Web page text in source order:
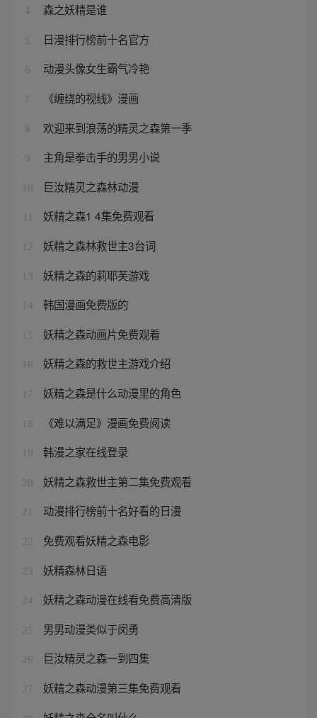
4 森之妖精是谁
5 日漫排行榜前十名官方
6 动漫头像女生霸气冷艳
7 《缠绕的视线》漫画
8 欢迎来到浪荡的精灵之森第一季
9 主角是拳击手的男男小说
10 巨汝精灵之森林动漫
妖精之森1 4集免费观看
12 妖精之森林救世主3台词
13 妖精之森的莉耶芙游戏
14 韩国漫画免费版的
15 妖精之森动画片免费观看
16 妖精之森的救世主游戏介绍
17 妖精之森是什么动漫里的角色
18 《难以满足》漫画免费阅读
19 韩漫之家在线登录
20 妖精之森救世主第二集免费观看
21 动漫排行榜前十名好看的日漫
22 免费观看妖精之森电影
23 妖精森林日语
24 妖精之森动漫在线看免费高清版
25 男男动漫类似于闵勇
26 巨汝精灵之森一到四集
27 妖精之森动漫第三集免费观看